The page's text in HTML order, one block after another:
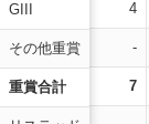
GIII
その他重賞
重賞合計
4
-
7